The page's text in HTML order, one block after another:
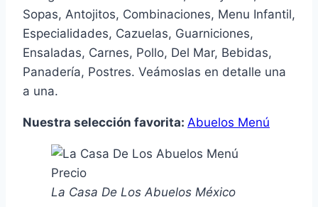
Sopas, Antojitos, Combinaciones, Menu Infantil,
Especialidades, Cazuelas, Guarniciones,
Ensaladas, Carnes, Pollo, Del Mar, Bebidas,
Panadería, Postres. Veámoslas en detalle una
a una.
Nuestra selección favorita: Abuelos Menú
La Casa De Los Abuelos México